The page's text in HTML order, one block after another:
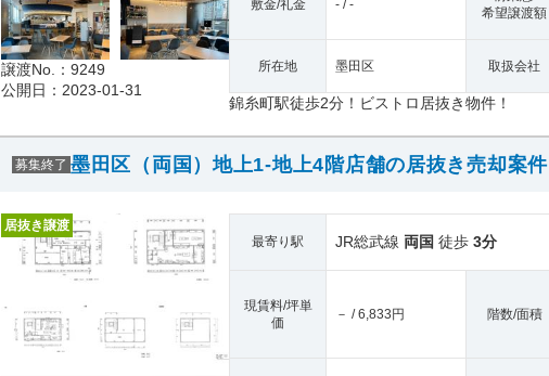
譲渡No.：9249
公開日：2023-01-31
敷金/礼金 - / -
希望譲渡額
所在地 墨田区 取扱会社
錦糸町駅徒歩2分！ビストロ居抜き物件！
募集終了 墨田区（両国）地上1-地上4階店舗の居抜き売却案件
居抜き譲渡
最寄り駅 JR総武線 両国 徒歩 3分
現賃料/坪単
価
－ / 6,833円 階数/面積